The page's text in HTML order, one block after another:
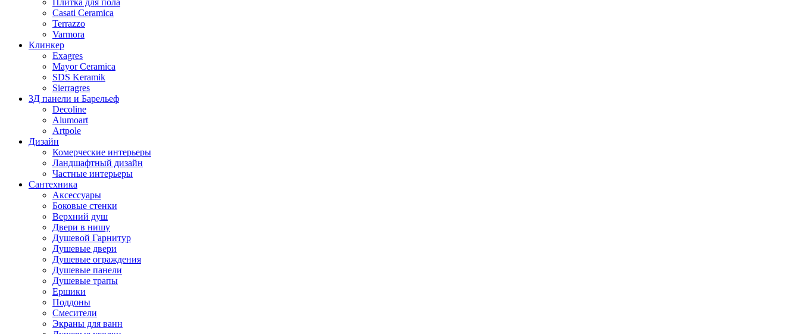
Плитка для пола
Casati Ceramica
Terrazzo
Varmora
Клинкер
Exagres
Mayor Ceramica
SDS Keramik
Sierragres
3Д панели и Барельеф
Decoline
Alumoart
Artpole
Дизайн
Комерческие интерьеры
Ландшафтный дизайн
Частные интерьеры
Сантехника
Аксессуары
Боковые стенки
Верхний душ
Двери в нишу
Душевой Гарнитур
Душевые двери
Душевые ограждения
Душевые панели
Душевые трапы
Ершики
Поддоны
Смесители
Экраны для ванн